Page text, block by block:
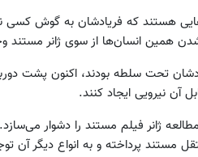
هستند که فریادشان به گوش کسی
همین انسان‌ها از سوی ژانر مستند
تحت سلطه بودند، اکنون پشت
آن نیرویی ایجاد کنند.
ژانر فیلم مستند را دشوار
پرداخته و به انواع دیگر آن